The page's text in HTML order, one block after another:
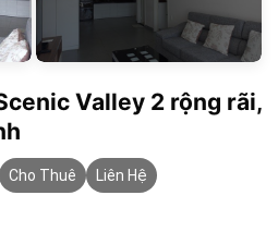
Valley 2 rộng rãi,
Cho Thuê Liên Hệ